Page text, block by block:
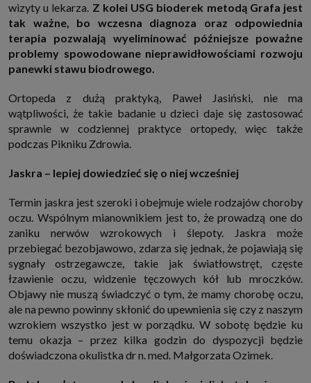
interesów.
3. Za Twoją zgodą usługi marketingowe dostarczą Ci nasi Zaufani
Partnerzy oraz my dla podmiotów trzecich. Aby móc pokazać interesujące
Cię reklamy (np. produktu, którego możesz potrzebować) reklamodawcy i
ich przedstawiciele chcieliby mieć możliwość przetwarzania Twoich
danych związanych z odwiedzanymi przez Ciebie stronami
możliwość ograniczenia zakresu lub zmiany zgody w dowolnym
momencie.
Twoje dane przetwarzane będą do czasu istnienia podstawy do ich
cofnięcia, ograniczenia lub innych działań z Twojej strony ograniczających
czas jej wykonywania i ewentualnie okres przedawnienia roszczeń z niej
(zwykle nie więcej niż 3 lata, a maksymalnie 10 lat), a w przypadku, gdy
do czasu zgłoszenia przez Ciebie skutecznego sprzeciwu.
Przekazywanie danych
Administratorzy danych mogą powierzać Twoje dane podwykonawcom IT,
księgowym, agencjom marketingowym etc. Zrobią to jedynie na
podstawie umowy o powierzenie przetwarzania danych zobowiązującej
taki podmiot do odpowiedniego zabezpieczenia danych i niekorzystania z
nich do własnych celów.
Cookies
Na naszych stronach używamy znaczników internetowych takich jak pliki
np. cookie lub local storage do zbierania i przetwarzania danych
osobowych w celu personalizowania treści i reklam oraz analizowania
ruchu na stronach, aplikacjach i w Internecie. W ten sposób technologię tę
wykorzystują również podmioty z Grupy SAGIER oraz nasi Zaufani
Partnerzy, którzy także chcą dopasowywać reklamy do Twoich preferencji.
Twoim urządzeniu końcowym (tj. twój komputer, tablet, smartphone itp.),
wizyty u lekarza. Z kolei USG bioderek metodą Grafa jest
tak ważne, bo wczesna diagnoza oraz odpowiednia
terapia pozwalają wyeliminować późniejsze poważne
problemy spowodowane nieprawidłowościami rozwoju
panewki stawu biodrowego.
Ortopeda z dużą praktyką, Paweł Jasiński, nie ma
wątpliwości, że takie badanie u dzieci daje się zastosować
sprawnie w codziennej praktyce ortopedy, więc także
podczas Pikniku Zdrowia.
Jaskra – lepiej dowiedzieć się o niej wcześniej
Termin jaskra jest szeroki i obejmuje wiele rodzajów choroby
oczu. Wspólnym mianownikiem jest to, że prowadzą one do
zaniku nerwów wzrokowych i ślepoty. Jaskra może
przebiegać bezobjawowo, zdarza się jednak, że pojawiają się
sygnały ostrzegawcze, takie jak światłowstręt, częste
łzawienie oczu, widzenie tęczowych kół lub mroczków.
Objawy nie muszą świadczyć o tym, że mamy chorobę oczu,
ale na pewno powinny skłonić do upewnienia się czy z naszym
wzrokiem wszystko jest w porządku. W sobotę będzie ku
temu okazja – przez kilka godzin do dyspozycji będzie
doświadczona okulistka dr n. med. Małgorzata Ozimek.